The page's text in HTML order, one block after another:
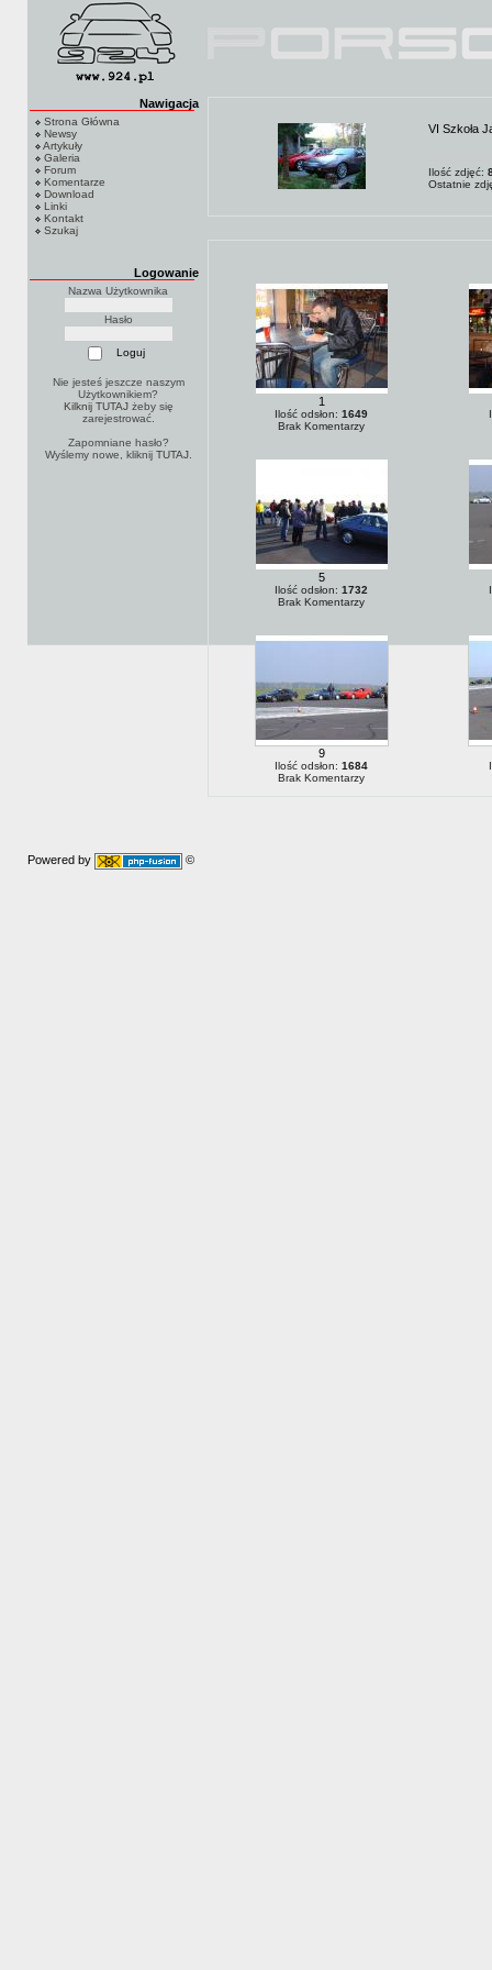
Nawigacja
Strona Główna
Newsy
Artykuły
Galeria
Forum
Komentarze
Download
Linki
Kontakt
Szukaj
Logowanie
Nazwa Użytkownika
Hasło
Nie jesteś jeszcze naszym
Użytkownikiem?
Kilknij TUTAJżeby się
zarejestrować.
Zapomniane hasło?
Wyślemy nowe, kliknij TUTAJ.
VI Szkoła
Ilość zdjęć:
Ostatnie
1
Ilość odsłon: 1649
Brak Komentarzy
5
Ilość odsłon: 1732
Brak Komentarzy
9
Ilość odsłon: 1684
Brak Komentarzy
Powered by ©